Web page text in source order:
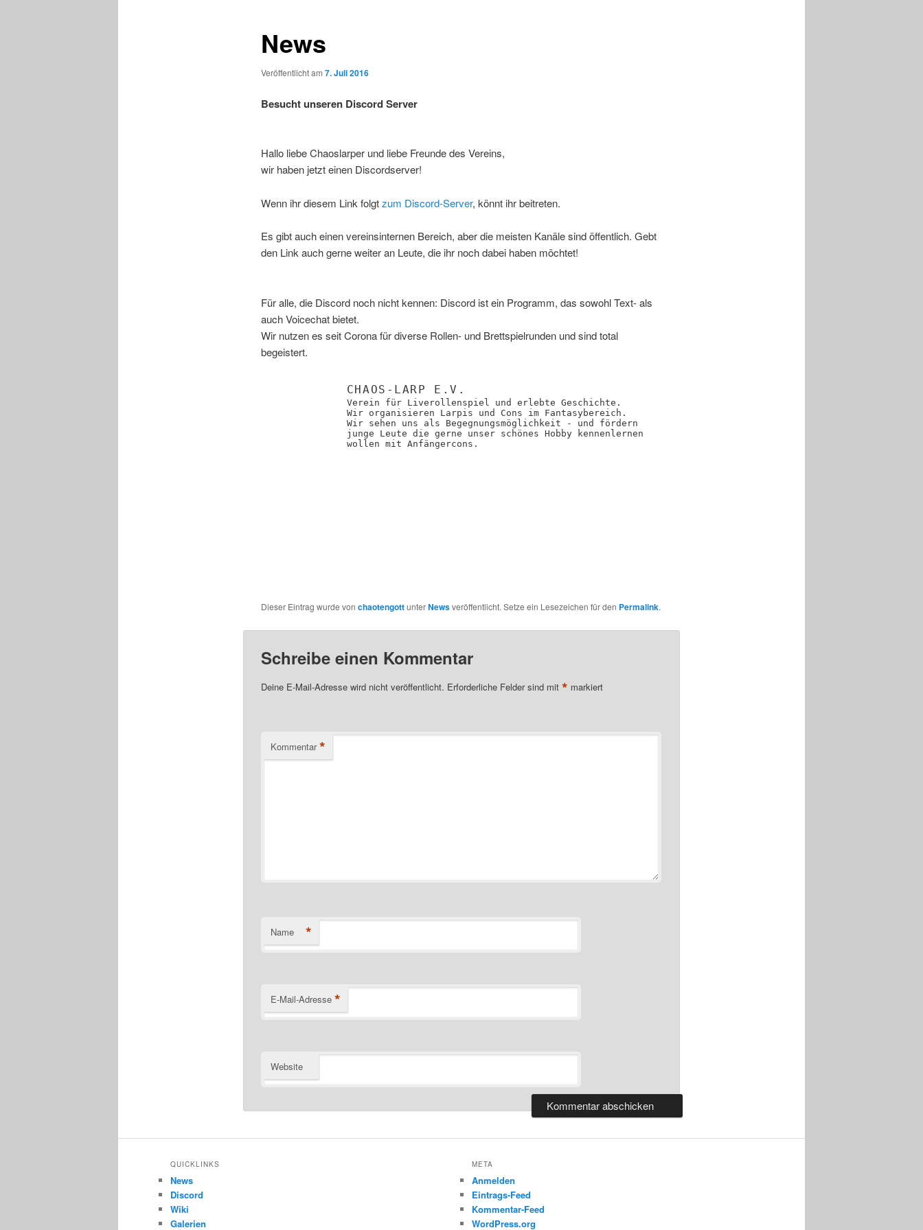
News
Veröffentlicht am 7. Juli 2016
Besucht unseren Discord Server
Hallo liebe Chaoslarper und liebe Freunde des Vereins,
wir haben jetzt einen Discordserver!
Wenn ihr diesem Link folgtzum Discord-Server, könnt ihr beitreten.
Es gibt auch einen vereinsinternen Bereich, aber die meisten Kanäle sind öffentlich. Gebt
den Link auch gerne weiter an Leute, die ihr noch dabei haben möchtet!
Für alle, die Discord noch nicht kennen: Discord ist ein Programm, das sowohl Text- als
auch Voicechat bietet.
Wir nutzen es seit Corona für diverse Rollen- und Brettspielrunden und sind total
begeistert.
CHAOS-LARP E.V.
Verein für Liverollenspiel und erlebte Geschichte.
Wir organisieren Larpis und Cons im Fantasybereich.
Wir sehen uns als Begegnungsmöglichkeit - und fördern
junge Leute die gerne unser schönes Hobby kennenlernen
wollen mit Anfängercons.
Dieser Eintrag wurde von chaotengottunterNewsveröffentlicht. Setze ein Lesezeichen für den Permalink.
Schreibe einen Kommentar
Deine E-Mail-Adresse wird nicht veröffentlicht. Erforderliche Felder sind mit * markiert
Kommentar *
Name *
E-Mail-Adresse *
Website
QUICKLINKS
News
Discord
Wiki
Galerien
META
Anmelden
Eintrags-Feed
Kommentar-Feed
WordPress.org